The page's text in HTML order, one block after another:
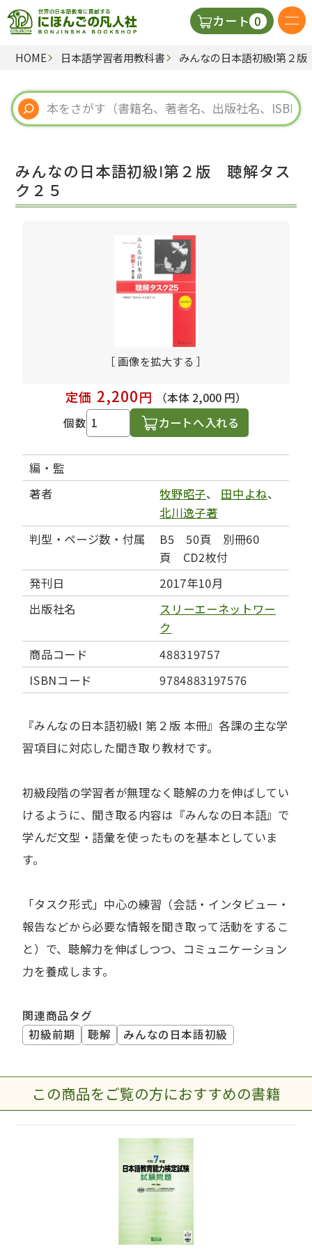
カート 0
日本語の教科書
視聴覚・補助教材
教師用参考書
HOME 日本語学習者用教科書 みんなの日本語初級Ⅰ第２
みんなの日本語初級Ⅰ第２版 聴解タス
ク２５
［ 画像を拡大する ］
定価 2,200円
（本体 2,000 円）
個数
カートへ入れる
編・監
著者
牧野昭子、 田中よね、
北川逸子著
判型・ページ数・付属
B5 50頁 別冊60
頁 CD2枚付
発刊日
2017年10月
出版社名
スリーエーネットワー
ク
商品コード
488319757
ISBNコード
9784883197576
『みんなの日本語初級Ⅰ 第２版 本冊』各課の主な学
習項目に対応した聞き取り教材です。
初級段階の学習者が無理なく聴解の力を伸ばしてい
けるように、聞き取る内容は『みんなの日本語』で
学んだ文型・語彙を使ったものを基本としていま
す。
「タスク形式」中心の練習（会話・インタビュー・
報告などから必要な情報を聞き取って活動をするこ
と）で、聴解力を伸ばしつつ、コミュニケーション
力を養成します。
関連商品タグ
初級前期
聴解 みんなの日本語初級
この商品をご覧の方におすすめの書籍